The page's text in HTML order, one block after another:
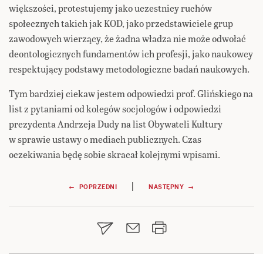
większości, protestujemy jako uczestnicy ruchów
społecznych takich jak KOD, jako przedstawiciele grup
zawodowych wierzący, że żadna władza nie może odwołać
deontologicznych fundamentów ich profesji, jako naukowcy
respektujący podstawy metodologiczne badań naukowych.
Tym bardziej ciekaw jestem odpowiedzi prof. Glińskiego na
list z pytaniami od kolegów socjologów i odpowiedzi
prezydenta Andrzeja Dudy na list Obywateli Kultury
w sprawie ustawy o mediach publicznych. Czas
oczekiwania będę sobie skracał kolejnymi wpisami.
Nawigacja
wpisu
← POPRZEDNI | NASTĘPNY →